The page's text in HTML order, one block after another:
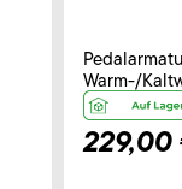
Warm-/